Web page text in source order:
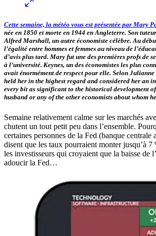
Cette semaine, la météo vous est présentée par Mary
née en 1850 et morte en 1944 en Angleterre. Son
Alfred Marshall, un autre économiste célèbre. Au
l’égalité entre hommes et femmes au niveau de
d’avis plus tard. Mary fut une des premières profs de
à l’université. Keynes, un des économistes les plus
avait énormément de respect pour elle. Selon
held her in the highest regard and considered her an
every bit as significant to the historical development
husband or any of the other economists about whom
Semaine relativement calme sur les marchés
chutent un tout petit peu dans l’ensemble.
certaines personnes de la Fed (banque centrale
disent que les taux pourraient monter jusqu’à
les investisseurs qui croyaient que la baisse de
adoucir la Fed…